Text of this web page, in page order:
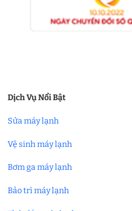
Dịch Vụ Nổi Bật
Sửa máy lạnh
Vệ sinh máy lạnh
Bơm ga máy lạnh
Bảo trì máy lạnh